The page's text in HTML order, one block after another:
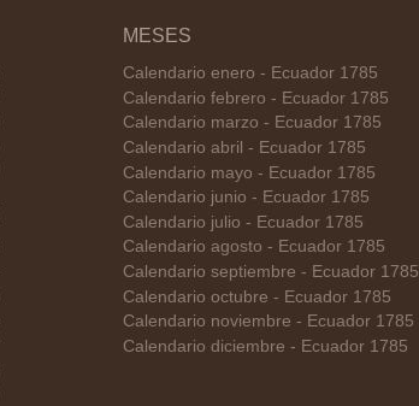
MESES
Calendario enero - Ecuador 1785
Calendario febrero - Ecuador 1785
Calendario marzo - Ecuador 1785
Calendario abril - Ecuador 1785
Calendario mayo - Ecuador 1785
Calendario junio - Ecuador 1785
Calendario julio - Ecuador 1785
Calendario agosto - Ecuador 1785
Calendario septiembre - Ecuador 1785
Calendario octubre - Ecuador 1785
Calendario noviembre - Ecuador 1785
Calendario diciembre - Ecuador 1785